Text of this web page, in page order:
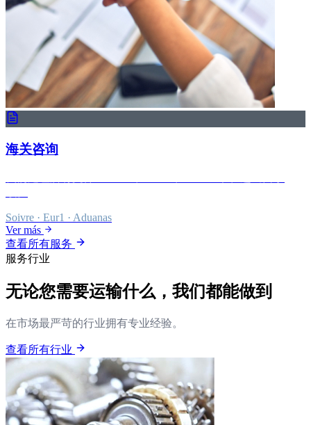
海关咨询
Soivre · Eur1 · Aduanas
Ver más
查看所有服务
服务行业
无论您需要运输什么，我们都能做到
在市场最严苛的行业拥有专业经验。
查看所有行业